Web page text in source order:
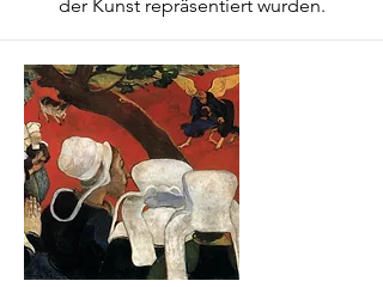
der Kunst repräsentiert wurden.